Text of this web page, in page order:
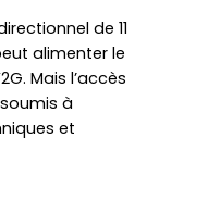
de 11
alimenter le
Mais l’accès
à
et